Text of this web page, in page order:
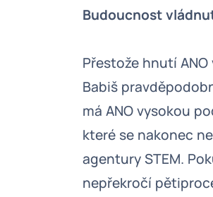
Budoucnost
Přestože hnutí
Babiš
má ANO vysokou
které se nakonec
agentury STEM.
nepřekročí